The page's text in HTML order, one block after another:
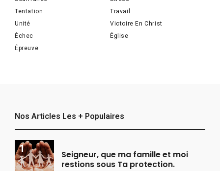
Tentation
Travail
Unité
Victoire En Christ
Échec
Église
Épreuve
Nos Articles Les + Populaires
Seigneur, que ma famille et moi
restions sous Ta protection.